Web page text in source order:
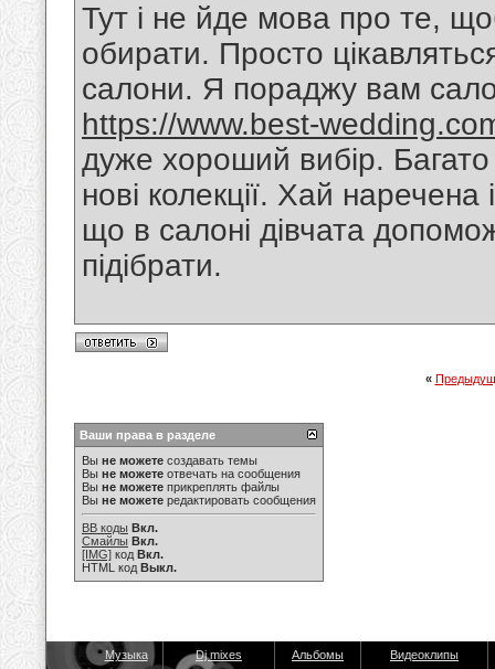
Тут і не йде мова про те,
обирати. Просто
салони. Я пораджу вам
https://www.best-
дуже хороший вибір.
нові колекції. Хай
що в салоні дівчата
підібрати.
«
Ваши права в разделе
Вы не можете создавать темы
Вы не можете отвечать на сообщения
Вы не можете прикреплять файлы
Вы не можете редактировать сообщения
BB коды Вкл.
Смайлы Вкл.
[IMG] код Вкл.
HTML код Выкл.
Музыка Dj mixes Альбомы Видеоклипы